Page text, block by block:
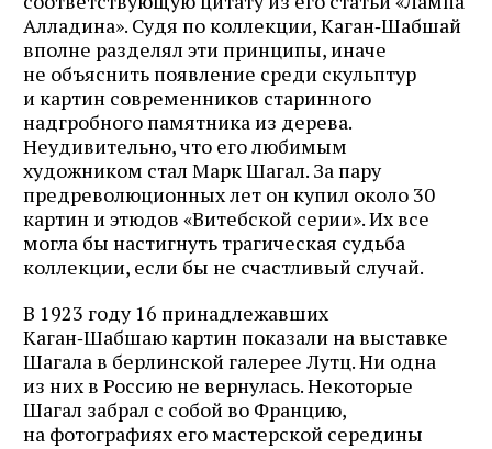
Алладина». Судя по коллекции, Каган‑Шабшай
вполне разделял эти принципы, иначе
не объяснить появление среди скульптур
и картин современников старинного
надгробного памятника из дерева.
Неудивительно, что его любимым
художником стал Марк Шагал. За пару
предреволюционных лет он купил около 30
картин и этюдов «Витебской серии». Их все
могла бы настигнуть трагическая судьба
коллекции, если бы не счастливый случай.
В 1923 году 16 принадлежавших
Каган‑Шабшаю картин показали на выставке
Шагала в берлинской галерее Лутц. Ни одна
из них в Россию не вернулась. Некоторые
Шагал забрал с собой во Францию,
на фотографиях его мастерской середины